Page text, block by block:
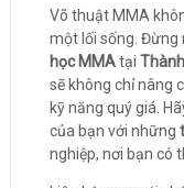
Võ thuật MMA
một lối sống. Đừng
học MMAtại
sẽ không chỉ nâng
kỹ năng quý giá.
của bạn với những
nghiệp, nơi bạn có